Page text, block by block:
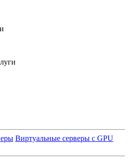
Виртуальные серверы с GPU